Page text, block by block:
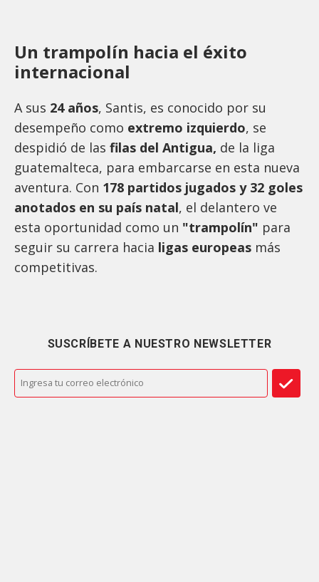
Un trampolín hacia el éxito
internacional
A sus 24 años, Santis, es conocido por su
desempeño como extremo izquierdo, se
despidió de las filas del Antigua, de la liga
guatemalteca, para embarcarse en esta nueva
aventura. Con 178 partidos jugados y 32 goles
anotados en su país natal, el delantero ve
esta oportunidad como un "trampolín" para
seguir su carrera hacia ligas europeas más
competitivas.
SUSCRÍBETE A NUESTRO NEWSLETTER